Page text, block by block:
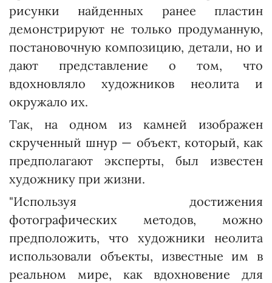
рисунки найденных ранее пластин
демонстрируют не только продуманную,
постановочную композицию, детали, но и
дают представление о том, что
вдохновляло художников неолита и
окружало их.
Так, на одном из камней изображен
скрученный шнур — объект, который, как
предполагают эксперты, был известен
художнику при жизни.
"Используя достижения
фотографических методов, можно
предположить, что художники неолита
использовали объекты, известные им в
реальном мире, как вдохновение для